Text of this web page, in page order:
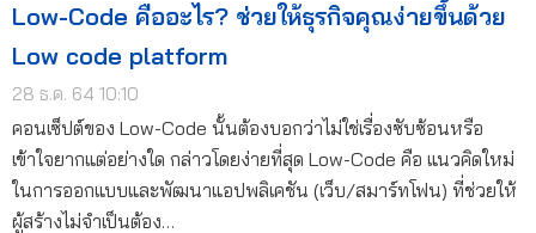
Low-Code คืออะไร? ช่วยให้ธุรกิจคุณง่ายขึ้นด้วย
Low code platform
28 ธ.ค. 64 10:10
คอนเซ็ปต์ของ Low-Code นั้นต้องบอกว่าไม่ใช่เรื่องซับซ้อนหรือ
เข้าใจยากแต่อย่างใด กล่าวโดยง่ายที่สุด Low-Code คือ แนวคิดใหม่
ในการออกแบบและพัฒนาแอปพลิเคชัน (เว็บ/สมาร์ทโฟน) ที่ช่วยให้
ผู้สร้างไม่จำเป็นต้อง…